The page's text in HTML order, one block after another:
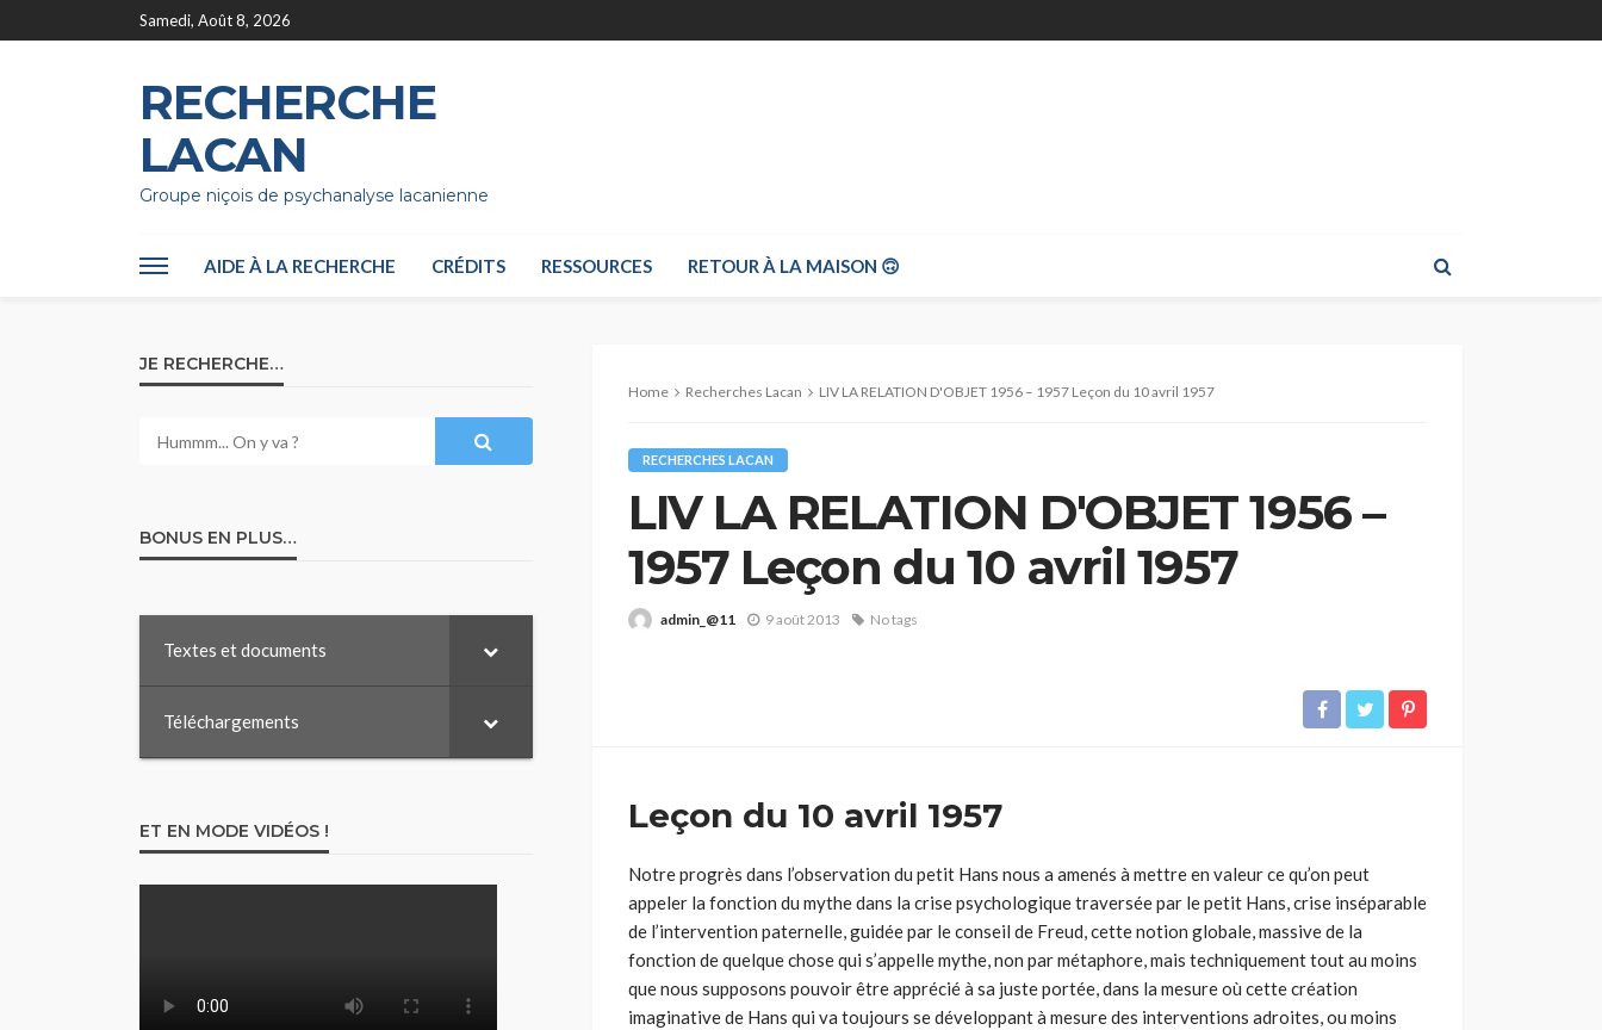
Samedi, Août 8, 2026
RECHERCHE
LACAN
Groupe niçois de psychanalyse lacanienne
AIDE À LA RECHERCHE CRÉDITS RESSOURCES RETOUR À LA MAISON 🙃
Home Recherches Lacan LIV LA RELATION D'OBJET 1956 – 1957 Leçon du 10 avril 1957
RECHERCHES LACAN
LIV LA RELATION D'OBJET 1956 –
1957 Leçon du 10 avril 1957
admin_@11 9 août 2013 No tags
Leçon du 10 avril 1957
Notre progrès dans l’observation du petit Hans nous a amenés à mettre en valeur ce qu’on peut
appeler la fonction du mythe dans la crise psychologique traversée par le petit Hans, crise inséparable
de l’intervention paternelle, guidée par le conseil de Freud, cette notion globale, massive de la
fonction de quelque chose qui s’appelle mythe, non par métaphore, mais techniquement tout au moins
que nous supposons pouvoir être apprécié à sa juste portée, dans la mesure où cette création
imaginative de Hans qui va toujours se développant à mesure des interventions adroites, ou moins
JE RECHERCHE…
BONUS EN PLUS…
Textes et documents
Téléchargements
ET EN MODE VIDÉOS !